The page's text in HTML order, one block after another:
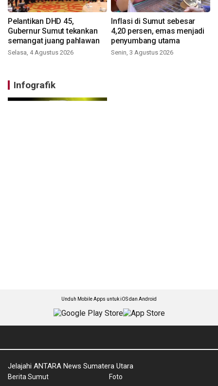
Pelantikan DHD 45,
Gubernur Sumut tekankan
semangat juang pahlawan
Selasa, 4 Agustus 2026
Inflasi di Sumut sebesar
4,20 persen, emas menjadi
penyumbang utama
Senin, 3 Agustus 2026
Infografik
Unduh Mobile Apps untuk iOS dan Android
Jelajahi ANTARA News Sumatera Utara
Berita Sumut
Foto